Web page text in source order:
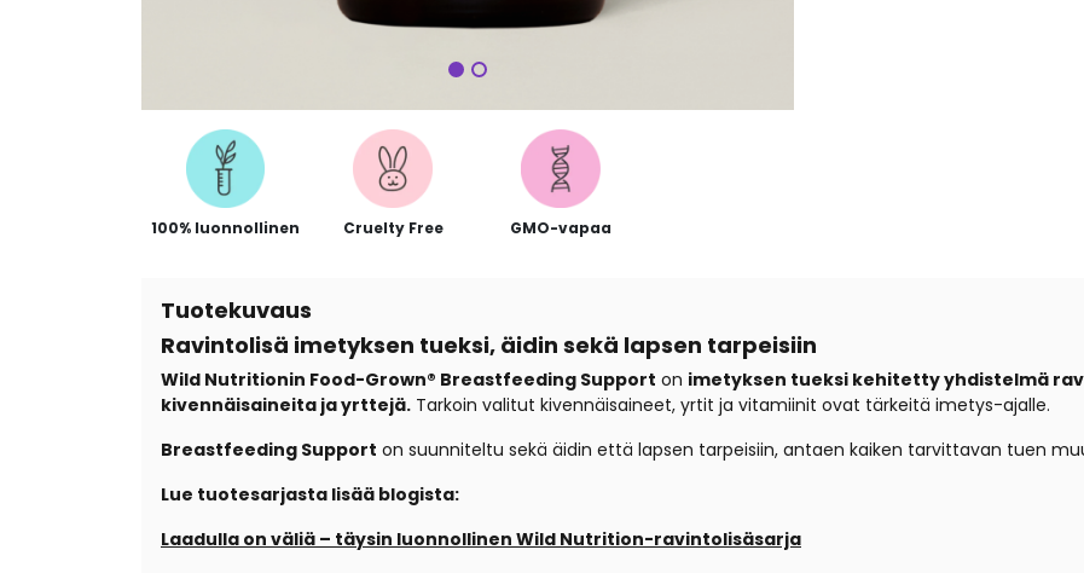
100% luonnollinen Cruelty Free GMO-vapaa
Tuotekuvaus
Ravintolisä imetyksen tueksi, äidin sekä lapsen tarpeisiin
Wild Nutritionin Food-Grown® Breastfeeding Support on imetyksen tueksi kehitetty yhdistelmä
kivennäisaineita ja yrttejä. Tarkoin valitut kivennäisaineet, yrtit ja vitamiinit ovat tärkeitä imetys-ajalle.
Breastfeeding Support on suunniteltu sekä äidin että lapsen tarpeisiin, antaen kaiken tarvittavan tuen
Lue tuotesarjasta lisää blogista:
Laadulla on väliä – täysin luonnollinen Wild Nutrition-ravintolisäsarja